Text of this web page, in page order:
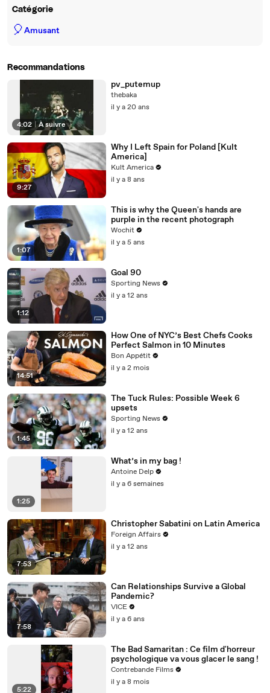
Catégorie
🎈Amusant
Recommandations
4:02 À suivre
pv_putemup
thebaka
il y a 20 ans
9:27
Why I Left Spain for Poland [Kult
America]
Kult America
il y a 8 ans
1:07
This is why the Queen's hands are
purple in the recent photograph
Wochit
il y a 5 ans
1:12
Goal 90
Sporting News
il y a 12 ans
14:51
How One of NYC’s Best Chefs Cooks
Perfect Salmon in 10 Minutes
Bon Appétit
il y a 2 mois
1:45
The Tuck Rules: Possible Week 6
upsets
Sporting News
il y a 12 ans
1:25
What’s in my bag !
Antoine Delp
il y a 6 semaines
7:53
Christopher Sabatini on Latin America
Foreign Affairs
il y a 12 ans
7:58
Can Relationships Survive a Global
Pandemic?
VICE
il y a 6 ans
5:22
The Bad Samaritan : Ce film d'horreur
psychologique va vous glacer le sang !
Contrebande Films
il y a 8 mois